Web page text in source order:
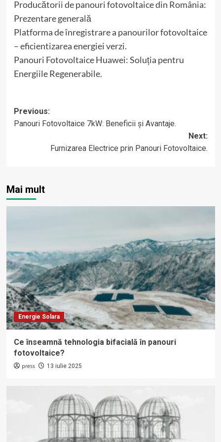
Producătorii de panouri fotovoltaice din România:
Prezentare generală
Platforma de înregistrare a panourilor fotovoltaice
– eficientizarea energiei verzi.
Panouri Fotovoltaice Huawei: Soluția pentru
Energiile Regenerabile.
Post
navigation
Previous:
Panouri Fotovoltaice 7kW: Beneficii și Avantaje.
Next:
Furnizarea Electrice prin Panouri Fotovoltaice.
Mai mult
Energie Solara
Ce înseamnă tehnologia bifacială în panouri
fotovoltaice?
press 13 iulie 2025